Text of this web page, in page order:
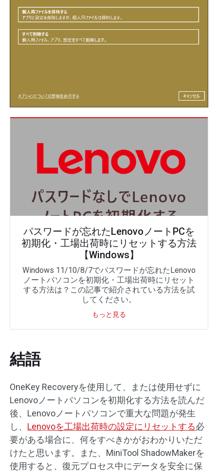
パスワードが忘れたLenovoノートPCを
初期化・工場出荷時にリセットする方法
【Windows】
Windows 11/10/8/7でパスワードが忘れたLenovo
ノートパソコンを初期化・工場出荷時にリセット
する方法は？この記事で紹介されている方法を試
してください。
もっと見る
結語
OneKey Recoveryを使用して、または使用せずに
Lenovoノートパソコンを初期化する方法を読んだ
後、Lenovoノートパソコンで重大な問題が発生
し、 Lenovoを工場出荷時の設定にリセットする必
要がある場合に、何をすべきかがおわかりいただ
けたと思います。また、MiniTool ShadowMakerを
使用すると、復元プロセス中にデータを安全に保